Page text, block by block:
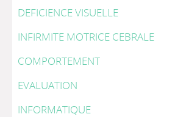
DEFICIENCE VISUELLE
INFIRMITE MOTRICE CEBRALE
COMPORTEMENT
EVALUATION
INFORMATIQUE